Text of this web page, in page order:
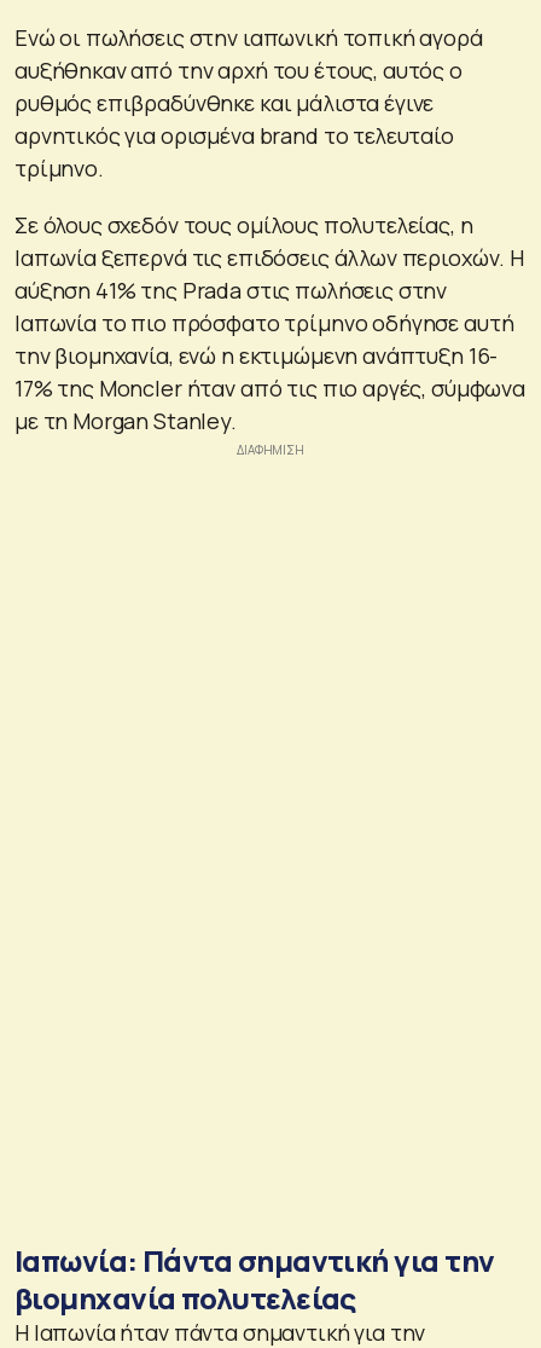
Ενώ οι πωλήσεις στην ιαπωνική τοπική αγορά
αυξήθηκαν από την αρχή του έτους, αυτός ο
ρυθμός επιβραδύνθηκε και μάλιστα έγινε
αρνητικός για ορισμένα brand το τελευταίο
τρίμηνο.
Σε όλους σχεδόν τους ομίλους πολυτελείας, η
Ιαπωνία ξεπερνά τις επιδόσεις άλλων περιοχών. Η
αύξηση 41% της Prada στις πωλήσεις στην
Ιαπωνία το πιο πρόσφατο τρίμηνο οδήγησε αυτή
την βιομηχανία, ενώ η εκτιμώμενη ανάπτυξη 16-
17% της Moncler ήταν από τις πιο αργές, σύμφωνα
με τη Morgan Stanley.
Ιαπωνία: Πάντα σημαντική για την
βιομηχανία πολυτελείας
Η Ιαπωνία ήταν πάντα σημαντική για την